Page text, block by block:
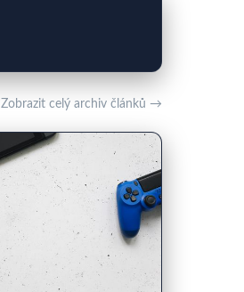
Zobrazit celý archiv článků →